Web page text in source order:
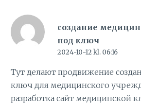
создание
под ключ
2024-10-12 kl. 06:16
Тут делают продвижение
ключ для медицинского
разработка сайт медицинской